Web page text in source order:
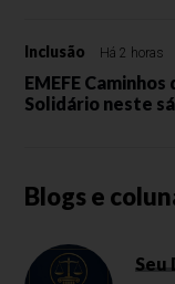
Inclusão Há 2 horas
EMEFE
Solidário neste
Blogs e
Seu